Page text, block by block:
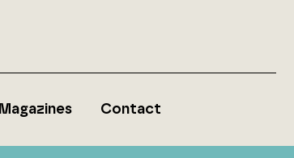
Magazines Contact